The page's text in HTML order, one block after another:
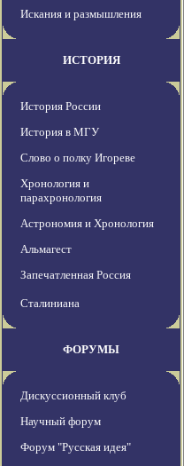
Искания и размышления
ИСТОРИЯ
История России
История в МГУ
Слово о полку Игореве
Хронология и
парахронология
Астрономия и Хронология
Альмагест
Запечатленная Россия
Сталиниана
ФОРУМЫ
Дискуссионный клуб
Научный форум
Форум "Русская идея"